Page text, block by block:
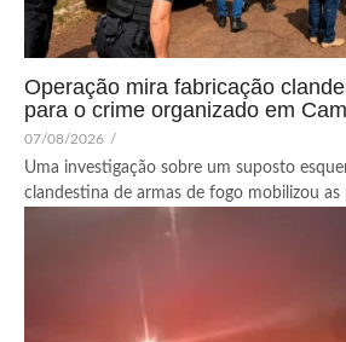
Operação mira fabricação
para o crime organizado em
07/08/2026 /
Uma investigação sobre um suposto
clandestina de armas de fogo mobilizou as